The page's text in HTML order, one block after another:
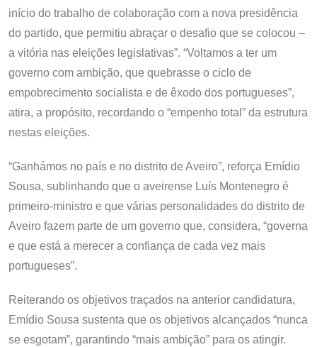
início do trabalho de colaboração com a nova presidência
do partido, que permitiu abraçar o desafio que se colocou –
a vitória nas eleições legislativas”. “Voltamos a ter um
governo com ambição, que quebrasse o ciclo de
empobrecimento socialista e de êxodo dos portugueses”,
atira, a propósito, recordando o “empenho total” da estrutura
nestas eleições.
“Ganhámos no país e no distrito de Aveiro”, reforça Emídio
Sousa, sublinhando que o aveirense Luís Montenegro é
primeiro-ministro e que várias personalidades do distrito de
Aveiro fazem parte de um governo que, considera, “governa
e que está a merecer a confiança de cada vez mais
portugueses”.
Reiterando os objetivos traçados na anterior candidatura,
Emídio Sousa sustenta que os objetivos alcançados “nunca
se esgotam”, garantindo “mais ambição” para os atingir.